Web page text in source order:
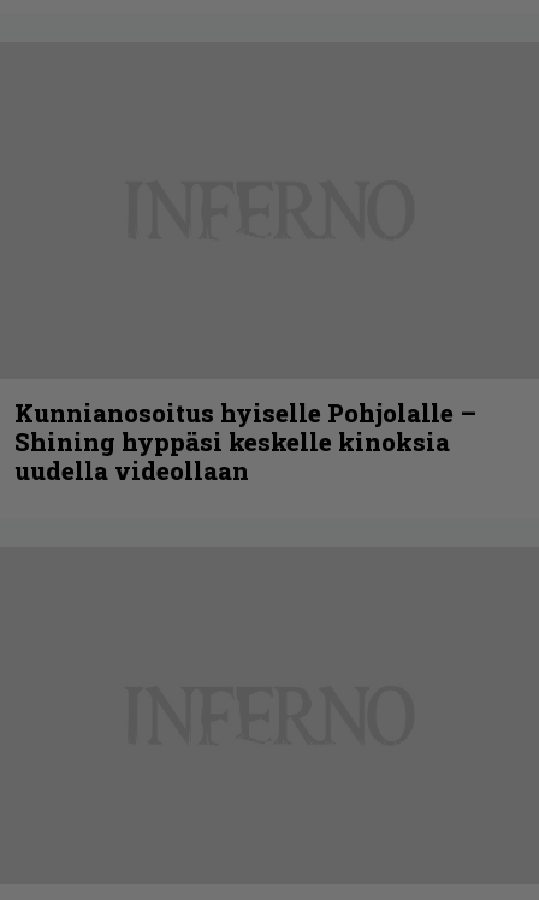
Kunnianosoitus hyiselle Pohjolalle –
Shining hyppäsi keskelle kinoksia
uudella videollaan